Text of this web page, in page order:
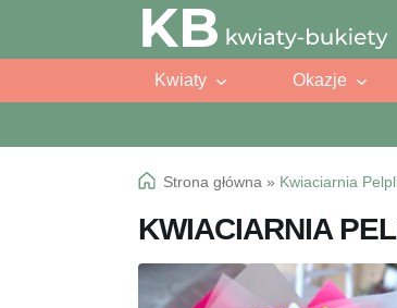
Przejdź
do
Przejdź
do
Kwiaty Okazje
Strona główna » Kwiaciarnia
KWIACIARNIA